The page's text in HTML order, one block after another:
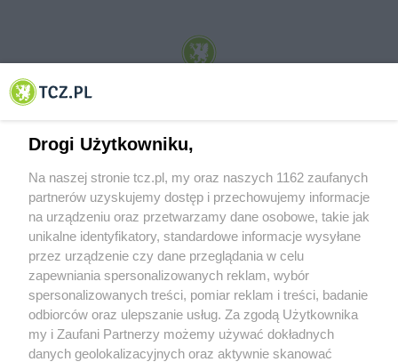
© 2001-2026 Tczew - TCZ.PL Sp. z o.o. Internetowy Serwis Informacyjny Miasta
O FIRMIE POLITYKA PRYWATNOŚCI HOSTING
REKLAMA WSPÓŁPRACA RSS FACEBOOK KONTAKT
Nasze serwisy
Drogi Użytkowniku,
Na naszej stronie tcz.pl, my oraz naszych 1162 zaufanych
partnerów uzyskujemy dostęp i przechowujemy informacje
na urządzeniu oraz przetwarzamy dane osobowe, takie jak
unikalne identyfikatory, standardowe informacje wysyłane
przez urządzenie czy dane przeglądania w celu
zapewniania spersonalizowanych reklam, wybór
spersonalizowanych treści, pomiar reklam i treści, badanie
odbiorców oraz ulepszanie usług. Za zgodą Użytkownika
my i Zaufani Partnerzy możemy używać dokładnych
danych geolokalizacyjnych oraz aktywnie skanować